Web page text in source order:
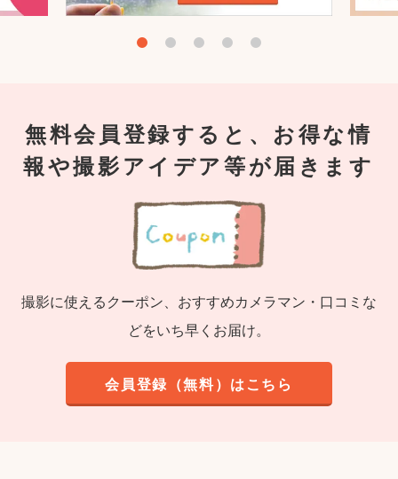
無料会員登録すると、お得な情
報や撮影アイデア等が届きます
撮影に使えるクーポン、おすすめカメラマン・口コミな
どをいち早くお届け。
会員登録（無料）はこちら